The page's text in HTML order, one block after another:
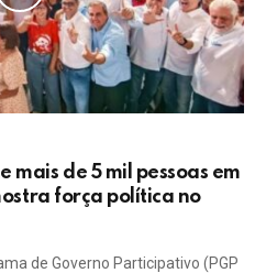
mais de 5 mil pessoas em
força política no
de Governo Participativo (PGP